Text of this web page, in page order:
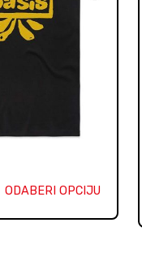
ODABERI OPCIJU